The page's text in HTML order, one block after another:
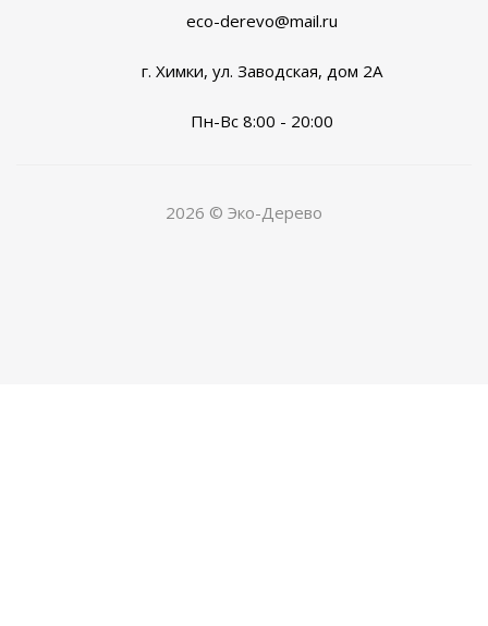
eco-derevo@mail.ru
г. Химки, ул. Заводская, дом 2А
Пн-Вс 8:00 - 20:00
2026 © Эко-Дерево